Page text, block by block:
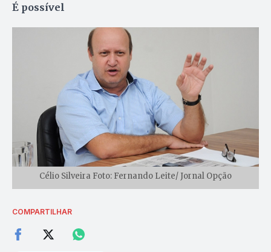
É possível
Célio Silveira Foto: Fernando Leite/ Jornal Opção
COMPARTILHAR